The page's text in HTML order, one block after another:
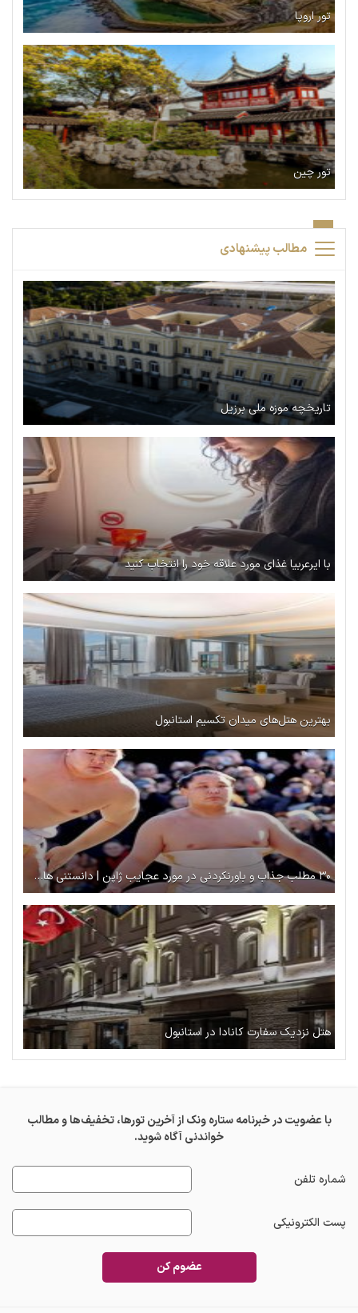
تور اروپا
تور چین
مطالب پیشنهادی
تاریخچه موزه ملی برزیل
با ایرعربیا غذای مورد علاقه خود را انتخاب کنید
بهترین هتل‌های میدان تکسیم استانبول
۳۰ مطلب جذاب و باورنکردنی در مورد عجایب ژاپن | دانستنی های ژاپن
هتل نزدیک سفارت کانادا در استانبول
با عضویت در خبرنامه ستاره ونک از آخرین تورها، تخفیف‌ها و مطالب
خواندنی آگاه شوید.
شماره تلفن
پست الکترونیکی
عضوم کن